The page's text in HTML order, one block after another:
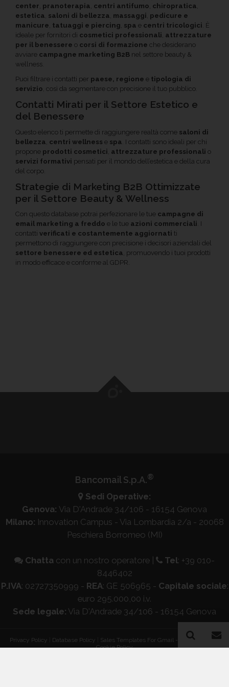
center, pranoterapia, centri antifumo, chiropratica,
estetica, saloni di bellezza, massaggi, pedicure e
manicure, tatuaggi e piercing, spa e centri tricologici. È
ideale per fornitori di cosmetici professionali, attrezzature
per il benessere o corsi di formazione che desiderano
avviare campagne marketing B2B nel settore beauty &
wellness.
Puoi filtrare i contatti per paese, regione e tipologia di
servizio, così da segmentare con precisione il tuo pubblico.
Contatti Mirati per il Settore Estetico e
del Benessere
Questo elenco ti permette di raggiungere realtà come saloni di
bellezza centri wellness e spa . I contatti sono ideali per chi
propone prodotti cosmetici attrezzature professionali o
servizi formativi pensati per il mondo dell’estetica e della cura
del corpo.
Strategie di Marketing B2B Ottimizzate
per il Settore Beauty & Wellness
Con questo database potrai perfezionare le tue campagne di
email marketing a freddo e le tue azioni commerciali. I
contatti verificati e costantemente aggiornati ti
permettono di raggiungere con precisione i decisori aziendali del
settore benessere ed estetica, promuovendo i tuoi prodotti
in modo efficace e conforme al GDPR.
Bancomail S.p.A.®
Sedi Operative:
Genova: Via D'Andrade 34/106 - 16154 Genova
Milano: Innovation Campus - Via Lombardia 2/a - 20068
Peschiera Borromeo (MI)
Chatta con un nostro operatore Tel: +39 010-
8446402
P.IVA: 02727350999 - REA: GE 506965 - Capitale sociale:
euro 295.000,00 i.v.
Sede legale: Via D'Andrade 34/106 - 16154 Genova
Privacy Policy Database Policy Sales Templates For Gmail - AddOn Policy|
Cookie Policy